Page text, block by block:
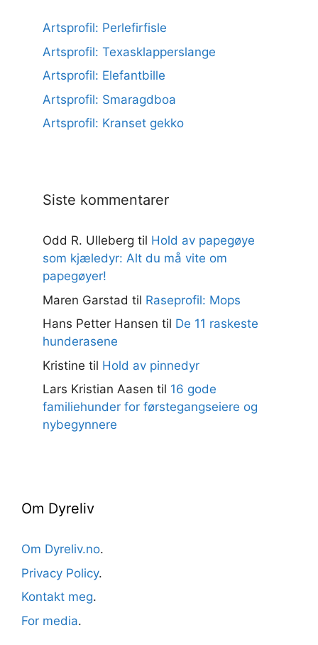
Artsprofil: Perlefirfisle
Artsprofil: Texasklapperslange
Artsprofil: Elefantbille
Artsprofil: Smaragdboa
Artsprofil: Kranset gekko
Siste kommentarer
Odd R. Ulleberg til Hold av papegøye
som kjæledyr: Alt du må vite om
papegøyer!
Maren Garstad til Raseprofil: Mops
Hans Petter Hansen til De 11 raskeste
hunderasene
Kristine til Hold av pinnedyr
Lars Kristian Aasen til 16 gode
familiehunder for førstegangseiere og
nybegynnere
Om Dyreliv
Om Dyreliv.no.
Privacy Policy.
Kontakt meg.
For media.